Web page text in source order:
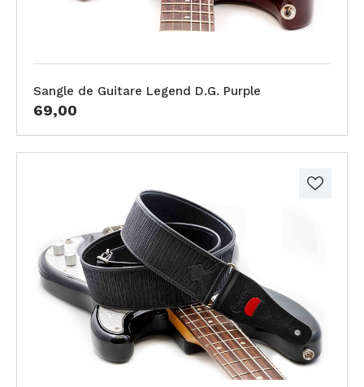
Sangle de Guitare Legend D.G. Purple
69,00